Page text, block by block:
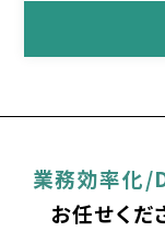
業務効率化/
お任せくだ